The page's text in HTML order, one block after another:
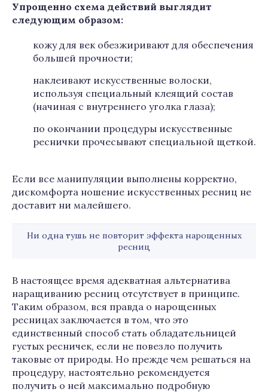
Упрощенно схема действий выглядит
следующим образом:
кожу для век обезжиривают для обеспечения
большей прочности;
наклеивают искусственные волоски,
используя специальный клеящий состав
(начиная с внутреннего уголка глаза);
по окончании процедуры искусственные
реснички прочесывают специальной щеткой.
Если все манипуляции выполнены корректно,
дискомфорта ношение искусственных ресниц не
доставит ни малейшего.
Ни одна тушь не повторит эффекта нарощенных
ресниц
В настоящее время адекватная альтернатива
наращиванию ресниц отсутствует в принципе.
Таким образом, вся правда о нарощенных
ресницах заключается в том, что это
единственный способ стать обладательницей
густых ресничек, если не повезло получить
таковые от природы. Но прежде чем решаться на
процедуру, настоятельно рекомендуется
получить о ней максимально подробную